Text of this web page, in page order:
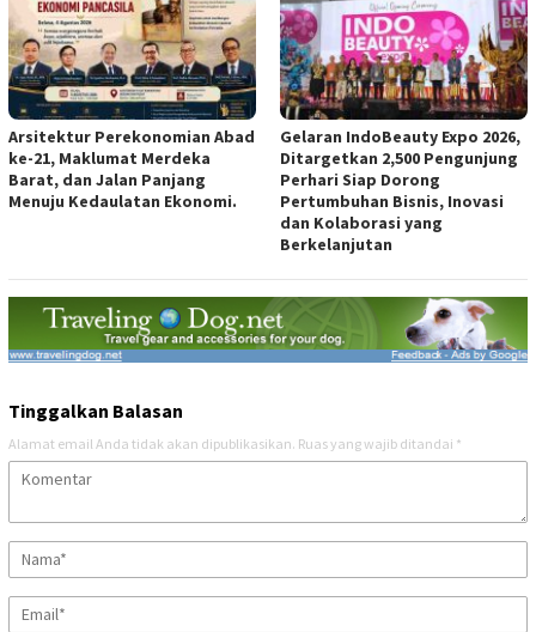
Arsitektur Perekonomian Abad
ke-21, Maklumat Merdeka
Barat, dan Jalan Panjang
Menuju Kedaulatan Ekonomi.
Gelaran IndoBeauty Expo 2026,
Ditargetkan 2,500 Pengunjung
Perhari Siap Dorong
Pertumbuhan Bisnis, Inovasi
dan Kolaborasi yang
Berkelanjutan
Tinggalkan Balasan
Alamat email Anda tidak akan dipublikasikan. Ruas yang wajib ditandai *